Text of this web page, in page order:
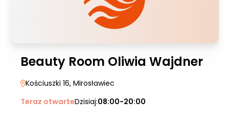
Beauty Room Oliwia Wajdner
Kościuszki 16, Mirosławiec
Teraz otwarteDzisiaj:08:00-20:00